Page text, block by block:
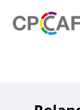
secteur textile
d’avenir